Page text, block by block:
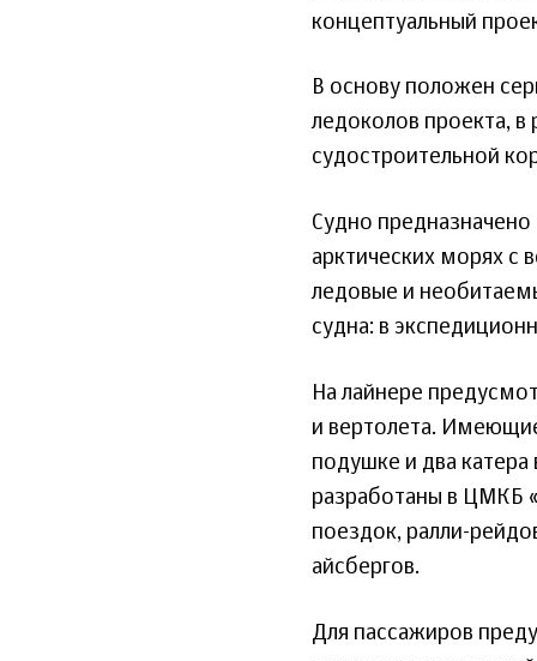
концептуальный
В основу положен
ледоколов проекта, в
судостроительной
Судно
арктических морях с
ледовые и
судна: в
На лайнере
и вертолета.
подушке и два
разработаны в ЦМКБ
поездок, ралли-
айсбергов.
Для пассажиров